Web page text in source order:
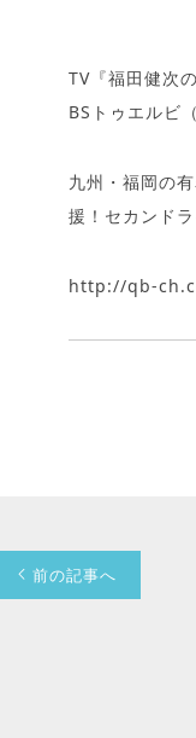
TV『福田健次
BSトゥエルビ
九州・福岡の
援！セカンド
http://qb-
前の記事へ